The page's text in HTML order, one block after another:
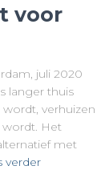
voor
juli 2020
langer thuis
verhuizen
wordt. Het
met
verder